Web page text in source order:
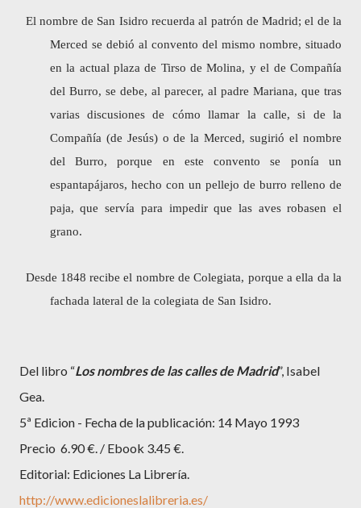
El nombre de San Isidro recuerda al patrón de Madrid; el de la
Merced se debió al convento del mismo nombre, situado
en la actual plaza de Tirso de Molina, y el de Compañía
del Burro, se debe, al parecer, al padre Mariana, que tras
varias discusiones de cómo llamar la calle, si de la
Compañía (de Jesús) o de la Merced, sugirió el nombre
del Burro, porque en este convento se ponía un
espantapájaros, hecho con un pellejo de burro relleno de
paja, que servía para impedir que las aves robasen el
grano.
Desde 1848 recibe el nombre de Colegiata, porque a ella da la
fachada lateral de la colegiata de San Isidro.
Del libro “Los nombres de las calles de Madrid”, Isabel
Gea.
5ª Edicion - Fecha de la publicación: 14 Mayo 1993
Precio 6.90 €. / Ebook 3.45 €.
Editorial: Ediciones La Librería.
http://www.edicioneslalibreria.es/